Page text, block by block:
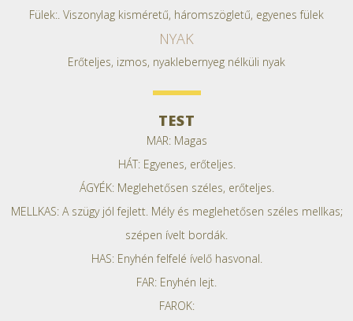
Fülek:. Viszonylag kisméretű, háromszögletű, egyenes fülek
NYAK
Erőteljes, izmos, nyaklebernyeg nélküli nyak
TEST
MAR: Magas
HÁT: Egyenes, erőteljes.
ÁGYÉK: Meglehetősen széles, erőteljes.
MELLKAS: A szügy jól fejlett. Mély és meglehetősen széles mellkas;
szépen ívelt bordák.
HAS: Enyhén felfelé ívelő hasvonal.
FAR: Enyhén lejt.
FAROK: